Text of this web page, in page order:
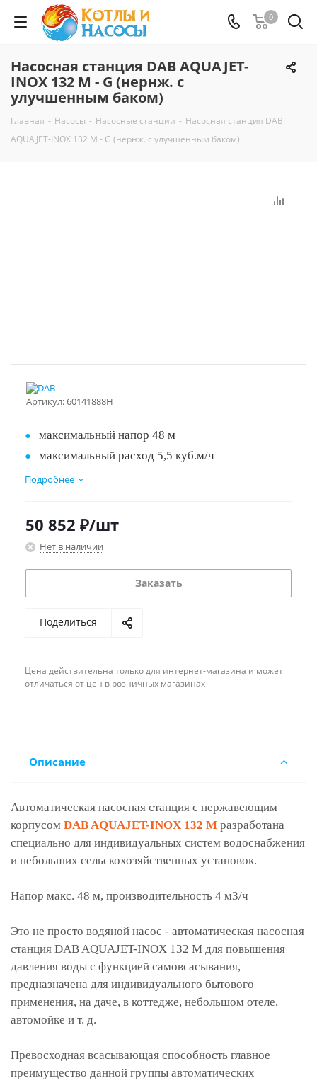
0
Насосная станция DAB AQUAJET-
INOX 132 M - G (нернж. с
улучшенным баком)
Главная - Насосы - Насосные станции - Насосная станция DAB
AQUAJET-INOX 132 M - G (нернж. с улучшенным баком)
Артикул:60141888H
максимальный напор 48 м
максимальный расход 5,5 куб.м/ч
объем гидробака 20 л
питание 220 В
Подробнее
50 852 ₽/шт
Нет в наличии
Заказать
Поделиться
Цена действительна только для интернет-магазина и может
отличаться от цен в розничных магазинах
Описание
Автоматическая насосная станция с нержавеющим
корпусом DAB AQUAJET-INOX 132 M разработана
специально для индивидуальных систем водоснабжения
и небольших сельскохозяйственных установок.
Напор макс. 48 м, производительность 4 м3/ч
Это не просто водяной насос - автоматическая насосная
станция DAB AQUAJET-INOX 132 M для повышения
давления воды с функцией самовсасывания,
предназначена для индивидуального бытового
применения, на даче, в коттедже, небольшом отеле,
автомойке и т. д.
Превосходная всасывающая способность главное
преимущество данной группы автоматических